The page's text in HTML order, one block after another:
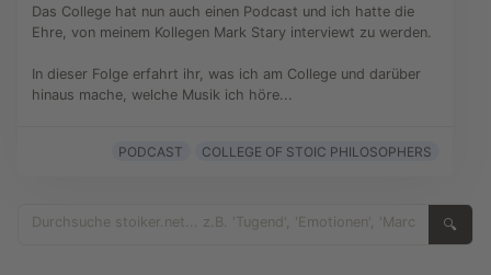
Das College hat nun auch einen Podcast und ich hatte die
Ehre, von meinem Kollegen Mark Stary interviewt zu werden.
In dieser Folge erfahrt ihr, was ich am College und darüber
hinaus mache, welche Musik ich höre...
PODCAST COLLEGE OF STOIC PHILOSOPHERS
🔍